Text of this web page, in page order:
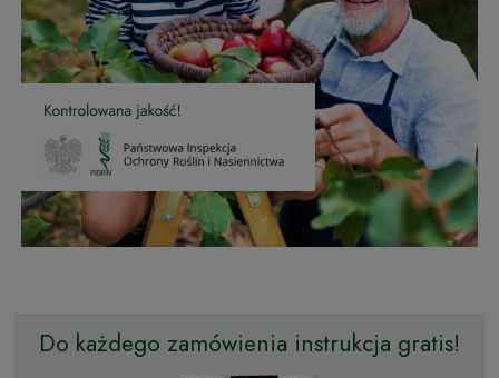
Do każdego zamówienia instrukcja gratis!